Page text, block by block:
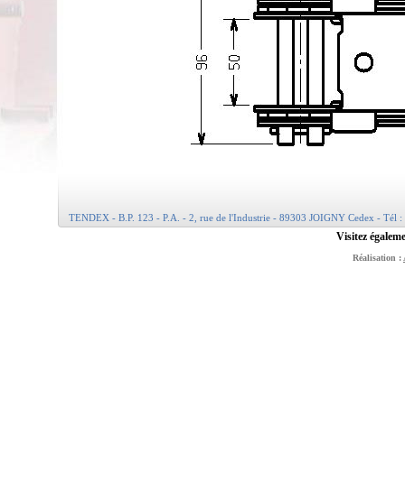
TENDEX - B.P. 123 - P.A. - 2, rue de l'Industrie - 89303 JOIGNY Cedex - Tél
Visitez
Réalisation :